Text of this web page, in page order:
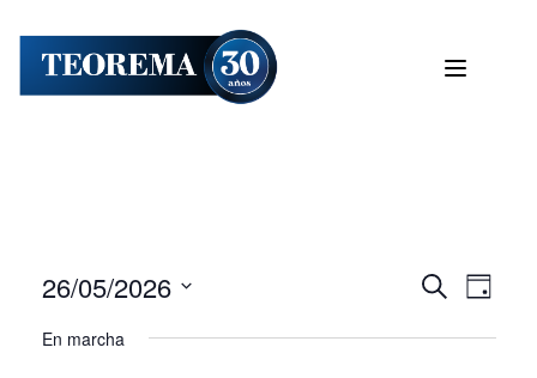
de
BUSCAR
de
DÍA
26/05/2026
fecha.
En marcha